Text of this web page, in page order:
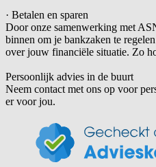
· Betalen en sparen
Door onze samenwerking met
binnen om je bankzaken te
over jouw financiële situatie. Zo
Persoonlijk advies in de buurt
Neem contact met ons op voor
er voor jou.